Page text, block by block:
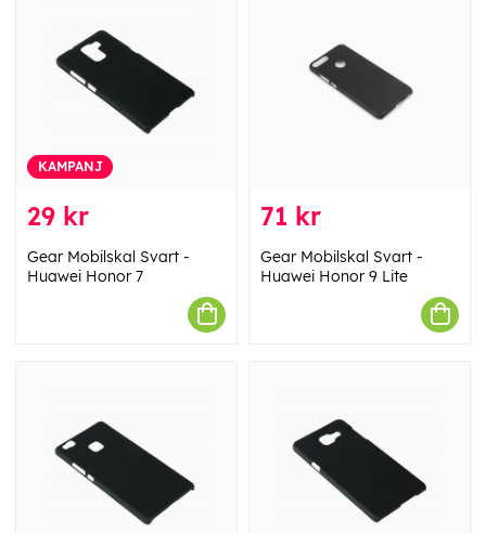
KAMPANJ
29 kr
Gear Mobilskal Svart -
Huawei Honor 7
71 kr
Gear Mobilskal Svart -
Huawei Honor 9 Lite